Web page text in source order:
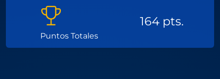
Puntos Totales
164 pts.